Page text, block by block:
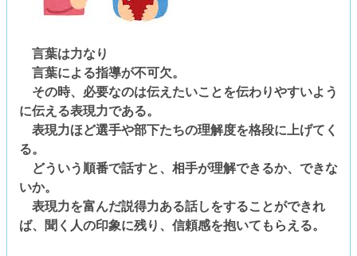
言葉は力なり
言葉による指導が不可欠。
その時、必要なのは伝えたいことを伝わりやすいよう
に伝える表現力である。
表現力ほど選手や部下たちの理解度を格段に上げてく
る。
どういう順番で話すと、相手が理解できるか、できな
いか。
表現力を富んだ説得力ある話しをすることができれ
ば、聞く人の印象に残り、信頼感を抱いてもらえる。